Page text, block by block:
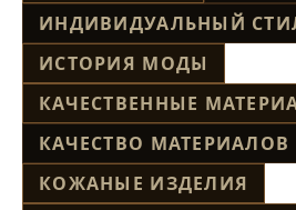
ИНДИВИДУАЛЬНЫЙ
ИСТОРИЯ МОДЫ
КАЧЕСТВЕННЫЕ
КАЧЕСТВО МАТЕРИАЛОВ
КОЖАНЫЕ ИЗДЕЛИЯ